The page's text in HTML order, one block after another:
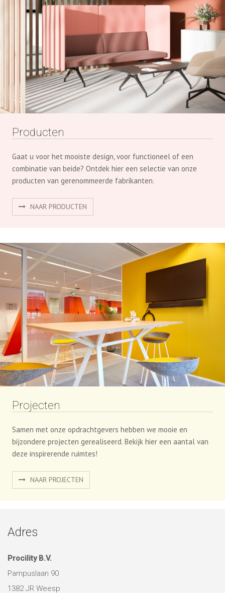
Producten
Gaat u voor het mooiste design, voor functioneel of een
combinatie van beide? Ontdek hier een selectie van onze
producten van gerenommeerde fabrikanten.
NAAR PRODUCTEN
Projecten
Samen met onze opdrachtgevers hebben we mooie en
bijzondere projecten gerealiseerd. Bekijk hier een aantal van
deze inspirerende ruimtes!
NAAR PROJECTEN
Adres
Procility B.V.
Pampuslaan 90
1382 JR Weesp